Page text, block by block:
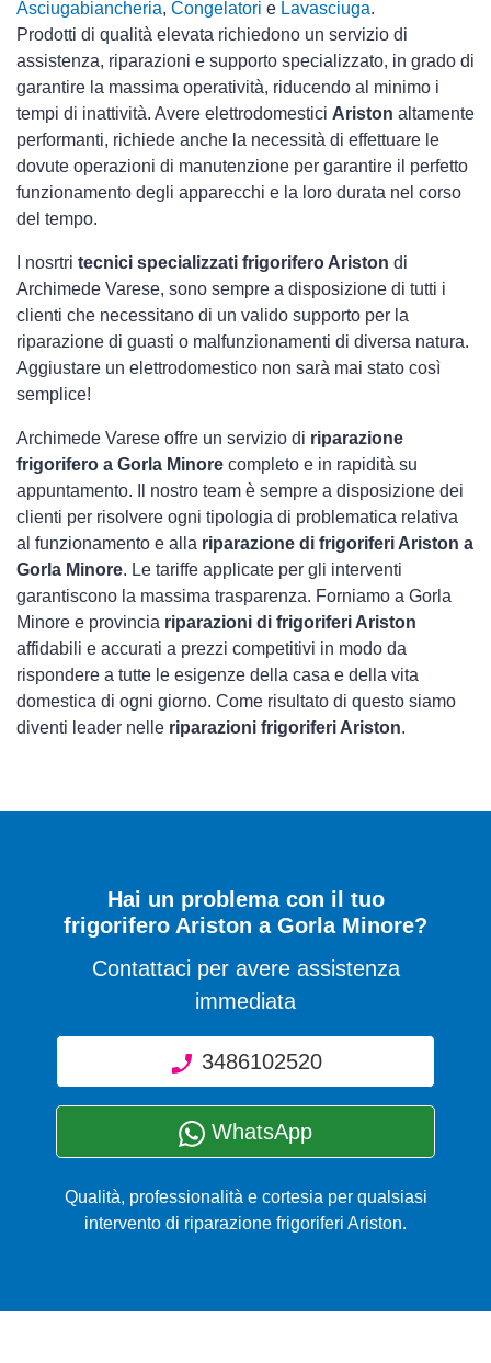
Asciugabiancheria, Congelatori e Lavasciuga.
Prodotti di qualità elevata richiedono un servizio di
assistenza, riparazioni e supporto specializzato, in grado di
garantire la massima operatività, riducendo al minimo i
tempi di inattività. Avere elettrodomestici Ariston altamente
performanti, richiede anche la necessità di effettuare le
dovute operazioni di manutenzione per garantire il perfetto
funzionamento degli apparecchi e la loro durata nel corso
del tempo.
I nosrtri tecnici specializzati frigorifero Ariston di
Archimede Varese, sono sempre a disposizione di tutti i
clienti che necessitano di un valido supporto per la
riparazione di guasti o malfunzionamenti di diversa natura.
Aggiustare un elettrodomestico non sarà mai stato così
semplice!
Archimede Varese offre un servizio di riparazione
frigorifero a Gorla Minore completo e in rapidità su
appuntamento. Il nostro team è sempre a disposizione dei
clienti per risolvere ogni tipologia di problematica relativa
al funzionamento e alla riparazione di frigoriferi Ariston a
Gorla Minore. Le tariffe applicate per gli interventi
garantiscono la massima trasparenza. Forniamo a Gorla
Minore e provincia riparazioni di frigoriferi Ariston
affidabili e accurati a prezzi competitivi in modo da
rispondere a tutte le esigenze della casa e della vita
domestica di ogni giorno. Come risultato di questo siamo
diventi leader nelle riparazioni frigoriferi Ariston.
Hai un problema con il tuo
frigorifero Ariston a Gorla Minore?
Contattaci per avere assistenza
immediata
3486102520
WhatsApp
Qualità, professionalità e cortesia per qualsiasi
intervento di riparazione frigoriferi Ariston.